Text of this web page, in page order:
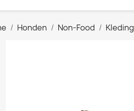
Honden Non-Food Kleding